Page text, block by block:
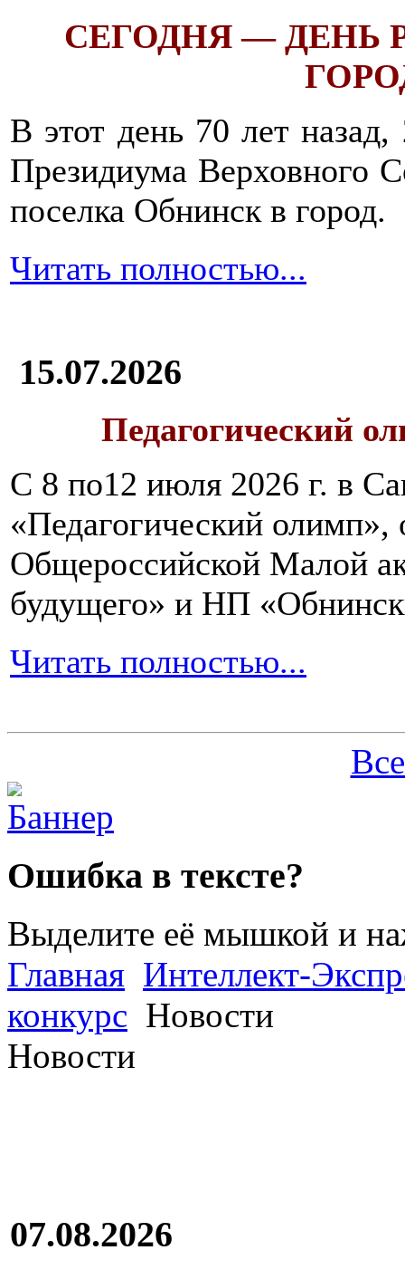
СЕГОДНЯ — ДЕНЬ
В этот день 70 лет
Президиума Верховного
поселка Обнинск в город.
Читать полностью...
15.07.2026
Педагогический
С 8 по12 июля 2026 г. в
«Педагогический олимп»,
Общероссийской Малой
будущего» и НП
Читать полностью...
Ошибка в тексте?
Выделите её мышкой и
Главная Интеллект-
конкурс Новости
Новости
07.08.2026